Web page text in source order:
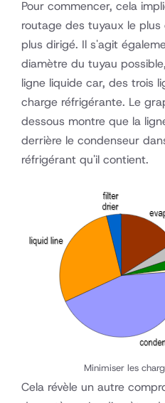
Pour commencer, cela
routage des tuyaux le
plus dirigé. Il s'agit
diamètre du tuyau
ligne liquide car, des trois
charge réfrigérante. Le
dessous montre que la
derrière le condenseur
réfrigérant qu'il contient.
Minimiser les
Cela révèle un autre